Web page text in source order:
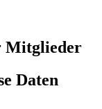
Mitglieder
Daten